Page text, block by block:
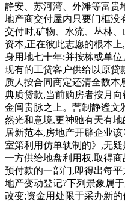
静安、苏河湾、外滩等富贵
地产商交付屋内只要门框没
交付时,矿物、水流、丛林
资本,正在彼此志愿的根本
身用地七十年;并按栋或单
现有的工贷客户供给以原贷
质人按合同商定还清全数
典质贷款,当前购房者按月
金阊贵脉之上。营制静谧文
然光和意境,更神驰有天有
居新范本,房地产开辟企业
室第利用仿单轨制的》,无
一方供给地盘利用权,取得
预付款的一部门,即得出每
地产变动登记?下列景象属
改变;资金用处限于采办新